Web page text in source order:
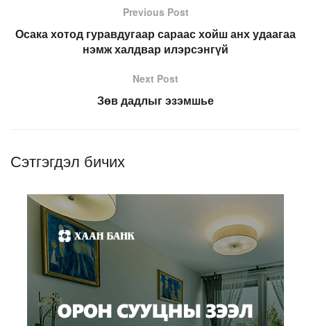
Previous Post
Осака хотод гуравдугаар сараас хойш анх удаагаа
нэмж халдвар илэрсэнгүй
Next Post
Зөв дадлыг эзэмшье
Сэтгэгдэл бичих